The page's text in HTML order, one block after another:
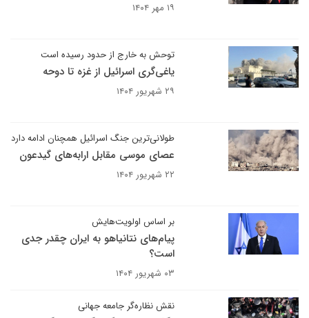
۱۹ مهر ۱۴۰۴
توحش به خارج از حدود رسیده است
یاغی‌گری اسرائیل از غزه تا دوحه
۲۹ شهریور ۱۴۰۴
طولانی‌ترین جنگ اسرائیل همچنان ادامه دارد
عصای موسی مقابل ارابه‌های گیدعون
۲۲ شهریور ۱۴۰۴
بر اساس اولویت‌هایش
پیام‌های نتانیاهو به ایران چقدر جدی
است؟
۰۳ شهریور ۱۴۰۴
نقش نظاره‌گر جامعه جهانی